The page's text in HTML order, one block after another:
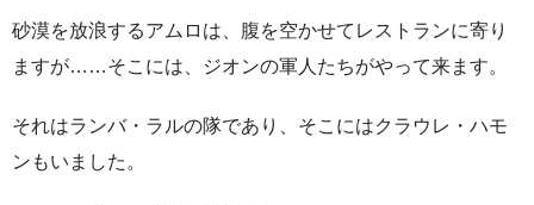
砂漠を放浪するアムロは、腹を空かせてレストランに寄り
ますが……そこには、ジオンの軍人たちがやって来ます。
それはランバ・ラルの隊であり、そこにはクラウレ・ハモ
ンもいました。